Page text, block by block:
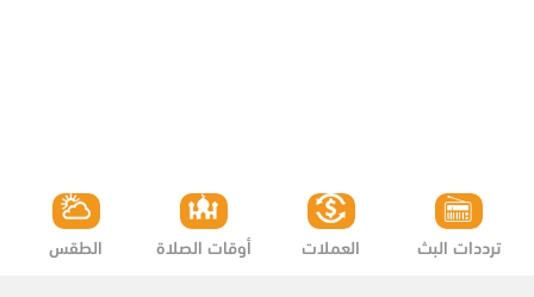
الطقس أوقات الصلاة العملات ترددات البث